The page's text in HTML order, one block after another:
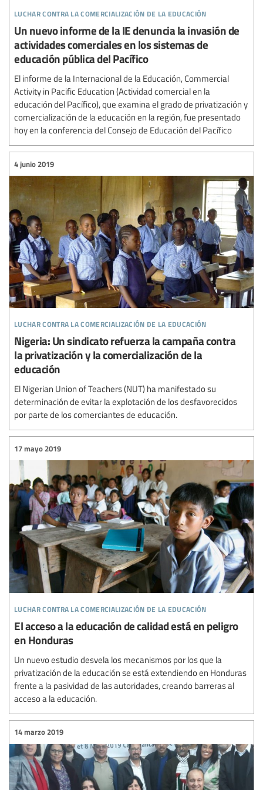
luchar contra la comercialización de la educación
Un nuevo informe de la IE denuncia la invasión de
actividades comerciales en los sistemas de
educación pública del Pacífico
El informe de la Internacional de la Educación, Commercial
Activity in Pacific Education (Actividad comercial en la
educación del Pacífico), que examina el grado de privatización y
comercialización de la educación en la región, fue presentado
hoy en la conferencia del Consejo de Educación del Pacífico
luchar contra la comercialización de la educación
4 junio 2019
Nigeria: Un sindicato refuerza la campaña contra
la privatización y la comercialización de la
educación
El Nigerian Union of Teachers (NUT) ha manifestado su
determinación de evitar la explotación de los desfavorecidos
por parte de los comerciantes de educación.
luchar contra la comercialización de la educación
17 mayo 2019
El acceso a la educación de calidad está en peligro
en Honduras
Un nuevo estudio desvela los mecanismos por los que la
privatización de la educación se está extendiendo en Honduras
frente a la pasividad de las autoridades, creando barreras al
acceso a la educación.
14 marzo 2019